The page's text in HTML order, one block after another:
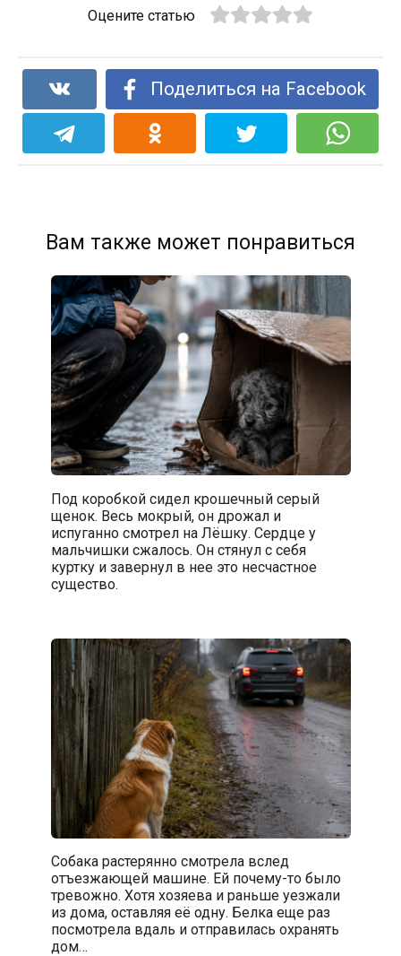
Оцените статью
Поделиться на Facebook
Вам также может понравиться
Под коробкой сидел крошечный серый
щенок. Весь мокрый, он дрожал и
испуганно смотрел на Лёшку. Сердце у
мальчишки сжалось. Он стянул с себя
куртку и завернул в нее это несчастное
существо.
Собака растерянно смотрела вслед
отъезжающей машине. Ей почему-то было
тревожно. Хотя хозяева и раньше уезжали
из дома, оставляя её одну. Белка еще раз
посмотрела вдаль и отправилась охранять
дом…